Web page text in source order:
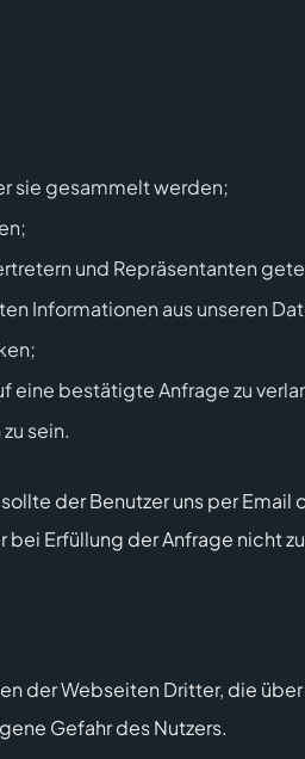
sie gesammelt werden;
und Repräsentanten
Informationen aus unseren
eine bestätigte Anfrage zu
sein.
der Benutzer uns per
Erfüllung der Anfrage nicht
der Webseiten Dritter, die
Gefahr des Nutzers.